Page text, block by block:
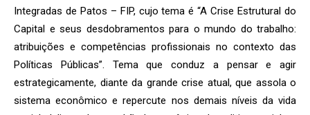
Integradas de Patos – FIP, cujo tema é “A Crise Estrutural do
Capital e seus desdobramentos para o mundo do trabalho:
atribuições e competências profissionais no contexto das
Políticas Públicas”. Tema que conduz a pensar e agir
estrategicamente, diante da grande crise atual, que assola o
sistema econômico e repercute nos demais níveis da vida